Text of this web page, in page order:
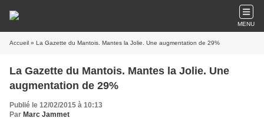
MENU
Accueil » La Gazette du Mantois. Mantes la Jolie. Une augmentation de 29%
La Gazette du Mantois. Mantes la Jolie. Une
augmentation de 29%
Publié le 12/02/2015 à 10:13
Par Marc Jammet